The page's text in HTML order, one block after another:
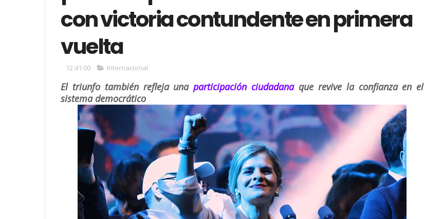
con victoria contundente en primera
vuelta
12:41:00 Internacional
El triunfo también refleja unaparticipación ciudadanaque revive la confianza en el
sistema democrático